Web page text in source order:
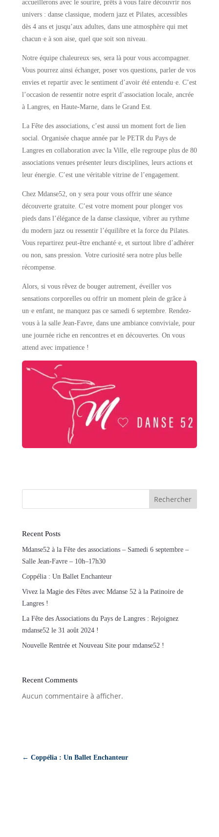
accueillerons avec le sourire, prêts à vous faire découvrir nos
univers : danse classique, modern jazz et Pilates, accessibles
dès 4 ans et jusqu’aux adultes, dans une atmosphère qui met
chacun·e à son aise, quel que soit son niveau.
Notre équipe chaleureux·ses, sera là pour vous accompagner.
Vous pourrez ainsi échanger, poser vos questions, parler de vos
envies et repartir avec le sentiment d’avoir été entendu·e. C’est
l’occasion de ressentir notre esprit d’association locale, ancrée
à Langres, en Haute‑Marne, dans le Grand Est.
La Fête des associations, c’est aussi un moment fort de lien
social. Organisée chaque année par le PETR du Pays de
Langres en collaboration avec la Ville, elle regroupe plus de 80
associations venues présenter leurs disciplines, leurs actions et
leur énergie. C’est une véritable vitrine de l’engagement.
Chez Mdanse52, on y sera pour vous offrir une séance
découverte gratuite. C’est votre moment pour plonger vos
pieds dans l’élégance de la danse classique, vibrer au rythme
du modern jazz ou ressentir l’équilibre et la force du Pilates.
Vous repartirez peut-être enchanté·e, et surtout libre d’adhérer
ou non, sans pression. Votre curiosité sera notre plus belle
récompense.
Alors, si vous rêvez de bouger autrement, éveiller vos
sensations corporelles ou offrir un moment plein de grâce à
un·e enfant, ne manquez pas ce samedi 6 septembre. Rendez-
vous à la salle Jean-Favre, dans une ambiance conviviale, pour
une journée riche en rencontres et en découvertes. On vous
attend avec impatience !
Rechercher
Recent Posts
Mdanse52 à la Fête des associations – Samedi 6 septembre –
Salle Jean-Favre – 10h–17h30
Coppélia : Un Ballet Enchanteur
Vivez la Magie des Fêtes avec Mdanse 52 à la Patinoire de
Langres !
La Fête des Associations du Pays de Langres : Rejoignez
mdanse52 le 31 août 2024 !
Nouvelle Rentrée et Nouveau Site pour mdanse52 !
Recent Comments
Aucun commentaire à afficher.
← Coppélia : Un Ballet Enchanteur